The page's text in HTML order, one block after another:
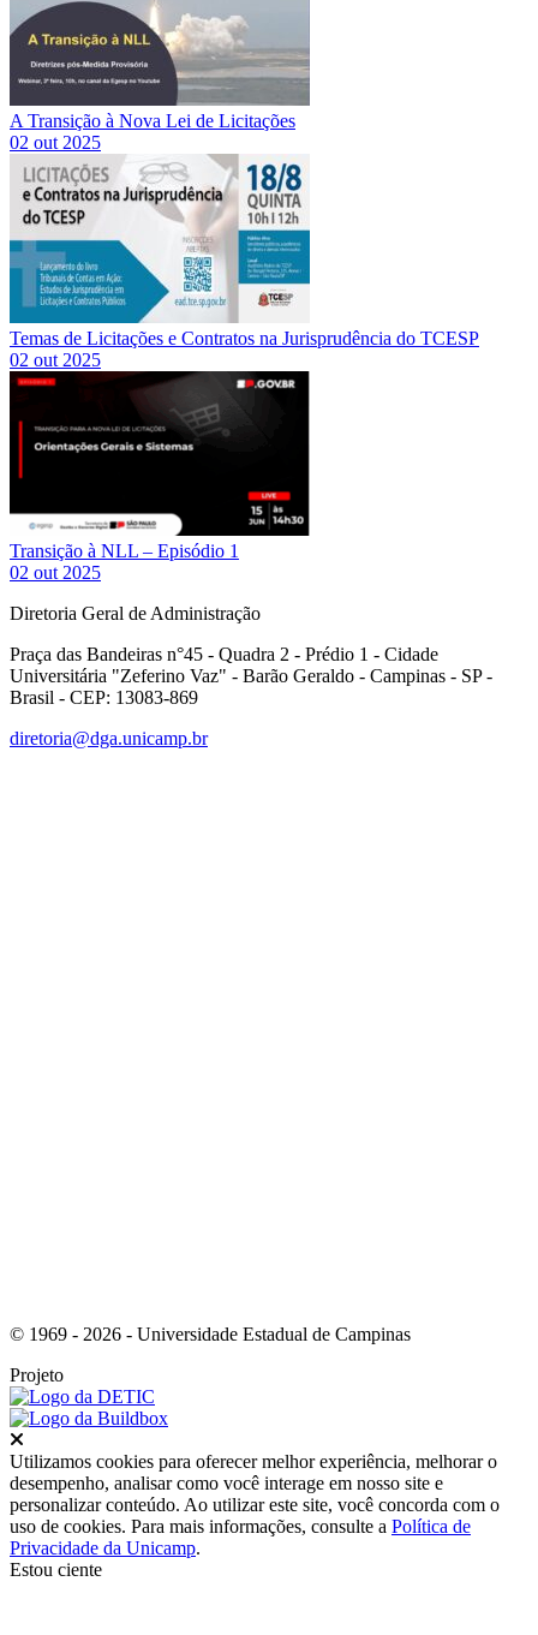
A Transição à Nova Lei de Licitações
02 out 2025
Temas de Licitações e Contratos na Jurisprudência do TCESP
02 out 2025
Transição à NLL – Episódio 1
02 out 2025
Diretoria Geral de Administração
Praça das Bandeiras n°45 - Quadra 2 - Prédio 1 - Cidade
Universitária "Zeferino Vaz" - Barão Geraldo - Campinas - SP -
Brasil - CEP: 13083-869
diretoria@dga.unicamp.br
© 1969 - 2026 - Universidade Estadual de Campinas
Projeto
Utilizamos cookies para oferecer melhor experiência, melhorar o
desempenho, analisar como você interage em nosso site e
personalizar conteúdo. Ao utilizar este site, você concorda com o
uso de cookies. Para mais informações, consulte a Política de
Privacidade da Unicamp.
Estou ciente